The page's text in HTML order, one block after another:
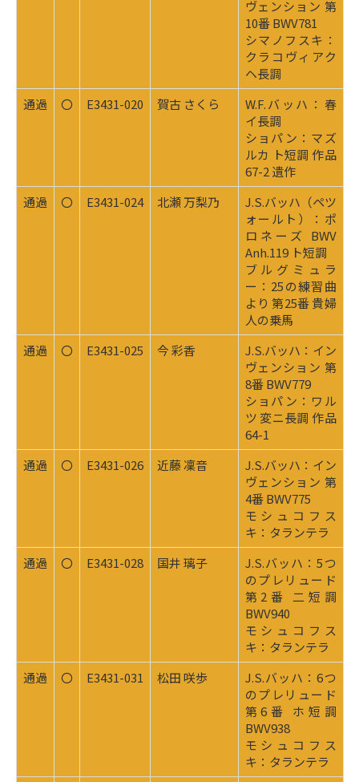
ヴェンション 第
10番 BWV781
シマノフスキ：
クラコヴィアク
ヘ長調
通過
〇 E3431-020 賀古 さくら
W.F.バッハ：春
イ長調
ショパン：マズ
ルカ ト短調 作品
67-2 遺作
通過
〇 E3431-024 北瀬 万梨乃
J.S.バッハ（ペツ
ォールト）：ポ
ロネーズ BWV
Anh.119 ト短調
ブルグミュラ
ー：25の練習曲
より 第25番 貴婦
人の乗馬
通過
〇 E3431-025 今 彩香
J.S.バッハ：イン
ヴェンション 第
8番 BWV779
ショパン：ワル
ツ 変ニ長調 作品
64-1
通過
〇 E3431-026 近藤 凜音
J.S.バッハ：イン
ヴェンション 第
4番 BWV775
モシュコフス
キ：タランテラ
通過
〇 E3431-028 国井 璃子
J.S.バッハ：5つ
のプレリュード
第2番 二短調
BWV940
モシュコフス
キ：タランテラ
通過
〇 E3431-031 松田 咲歩
J.S.バッハ：6つ
のプレリュード
第6番 ホ短調
BWV938
モシュコフス
キ：タランテラ